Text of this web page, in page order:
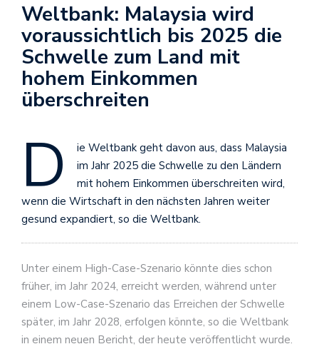
Weltbank: Malaysia wird
voraussichtlich bis 2025 die
Schwelle zum Land mit
hohem Einkommen
überschreiten
D
ie Weltbank geht davon aus, dass Malaysia
im Jahr 2025 die Schwelle zu den Ländern
mit hohem Einkommen überschreiten wird,
wenn die Wirtschaft in den nächsten Jahren weiter
gesund expandiert, so die Weltbank.
Unter einem High-Case-Szenario könnte dies schon
früher, im Jahr 2024, erreicht werden, während unter
einem Low-Case-Szenario das Erreichen der Schwelle
später, im Jahr 2028, erfolgen könnte, so die Weltbank
in einem neuen Bericht, der heute veröffentlicht wurde.